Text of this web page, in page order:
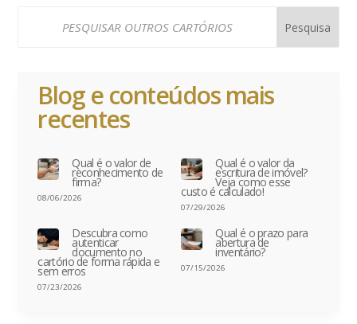
Blog e conteúdos mais
recentes
Qual é o valor de
reconhecimento de
firma?
08/06/2026
Qual é o valor da
escritura de imóvel?
Veja como esse
custo é calculado!
07/29/2026
Descubra como
autenticar
documento no
cartório de forma rápida e
sem erros
07/23/2026
Qual é o prazo para
abertura de
inventário?
07/15/2026